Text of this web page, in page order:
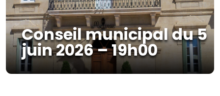
Conseil municipal du 5
juin 2026 – 19h00